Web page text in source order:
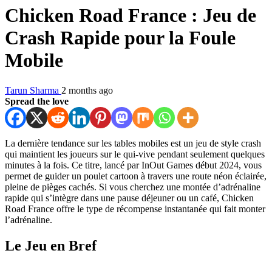
Chicken Road France : Jeu de
Crash Rapide pour la Foule
Mobile
Tarun Sharma 2 months ago
Spread the love
La dernière tendance sur les tables mobiles est un jeu de style crash
qui maintient les joueurs sur le qui-vive pendant seulement quelques
minutes à la fois. Ce titre, lancé par InOut Games début 2024, vous
permet de guider un poulet cartoon à travers une route néon éclairée,
pleine de pièges cachés. Si vous cherchez une montée d’adrénaline
rapide qui s’intègre dans une pause déjeuner ou un café, Chicken
Road France offre le type de récompense instantanée qui fait monter
l’adrénaline.
Le Jeu en Bref